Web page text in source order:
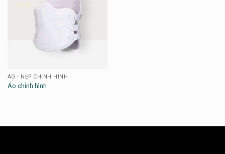
ÁO - NẸP CHỈNH HÌNH
Áo chỉnh hình